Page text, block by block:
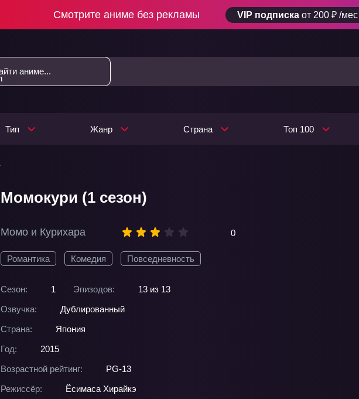
Смотрите аниме без рекламы VIP подписка от 200 ₽ /мес
Тип Жанр Страна Топ 100
Момокури (1 сезон)
Момо и Курихара 0
Романтика Комедия Повседневность
Сезон: 1 Эпизодов:
13 из 13
Озвучка:
Дублированный
Страна:
Япония
Год:
2015
Возрастной рейтинг:
PG-13
Режиссёр:
Ёсимаса Хирайкэ